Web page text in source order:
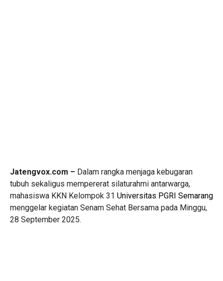
Jatengvox.com – Dalam rangka menjaga kebugaran
tubuh sekaligus mempererat silaturahmi antarwarga,
mahasiswa KKN Kelompok 31 Universitas PGRI Semarang
menggelar kegiatan Senam Sehat Bersama pada Minggu,
28 September 2025.